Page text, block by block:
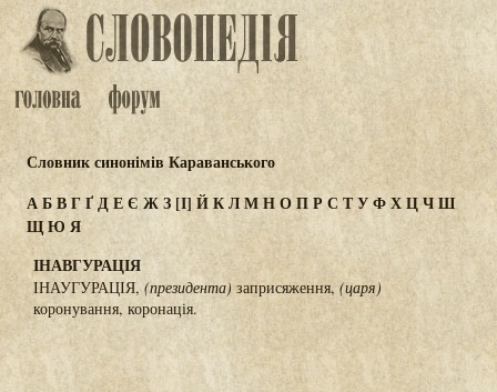
Словник синонімів Караванського
АБВГҐДЕЄ ЖЗ [І] ЙКЛМНОПР С ТУФХЦЧШ
ЩЮ Я
ІНАВГУРАЦІЯ
ІНАУГУРАЦІЯ, (президента) заприсяження, (царя)
коронування, коронація.